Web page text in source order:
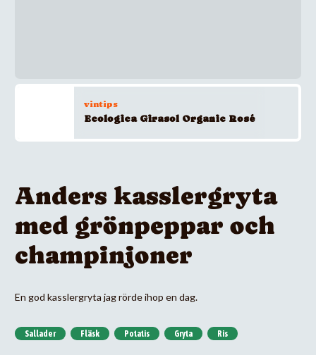
vintips
Ecologica Girasol Organic Rosé
Anders kasslergryta
med grönpeppar och
champinjoner
En god kasslergryta jag rörde ihop en dag.
Sallader Fläsk Potatis Gryta Ris